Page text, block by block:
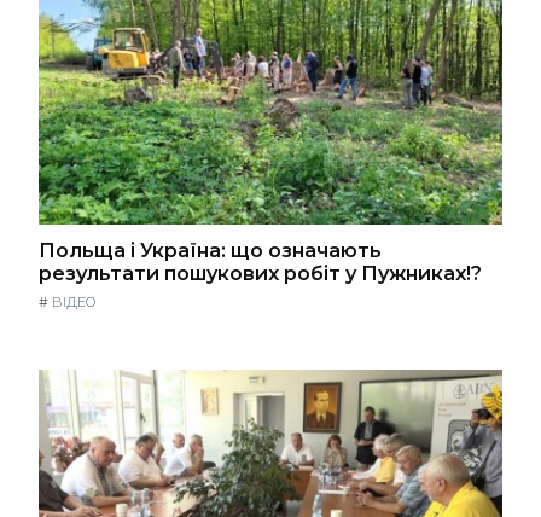
Польща і Україна: що означають
результати пошукових робіт у Пужниках!?
# ВІДЕО